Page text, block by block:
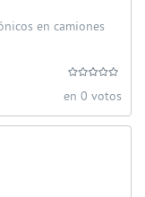
en camiones
en 0 votos